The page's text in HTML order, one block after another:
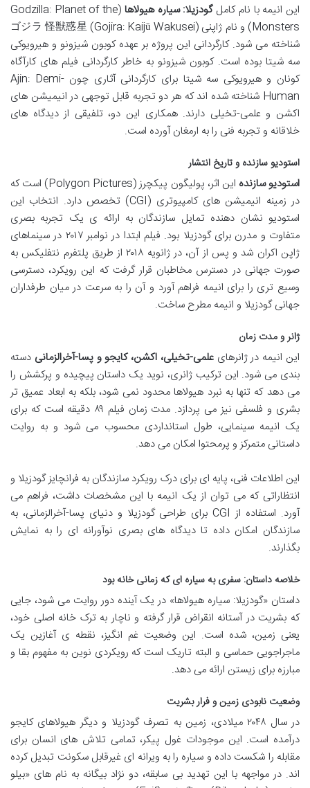
این انیمه با نام کاملگودزیلا: سیاره هیولاها (Godzilla: Planet of the
Monsters) و نام ژاپنی ゴジラ 怪獣惑星 (Gojira: Kaijū Wakusei)
شناخته می شود. کارگردانی این پروژه بر عهده کوبون شیزونو و هیرویوکی
سه شیتا بوده است. کوبون شیزونو به خاطر کارگردانی فیلم های کارآگاه
کونان و هیرویوکی سه شیتا برای کارگردانی آثاری چون Ajin: Demi-
Human شناخته شده اند که هر دو تجربه قابل توجهی در انیمیشن های
اکشن و علمی-تخیلی دارند. همکاری این دو، تلفیقی از دیدگاه های
خلاقانه و تجربه فنی را به ارمغان آورده است.
استودیو سازنده و تاریخ انتشار
استودیو سازنده
این اثر، پولیگون پیکچرز (Polygon Pictures) است که
در زمینه انیمیشن های کامپیوتری (CGI) تخصص دارد. انتخاب این
استودیو نشان دهنده تمایل سازندگان به ارائه ی یک تجربه بصری
متفاوت و مدرن برای گودزیلا بود. فیلم ابتدا در نوامبر ۲۰۱۷ در سینماهای
ژاپن اکران شد و پس از آن، در ژانویه ۲۰۱۸ از طریق پلتفرم نتفلیکس به
صورت جهانی در دسترس مخاطبان قرار گرفت که این رویکرد، دسترسی
وسیع تری را برای انیمه فراهم آورد و آن را به سرعت در میان طرفداران
جهانی گودزیلا و انیمه مطرح ساخت.
ژانر و مدت زمان
این انیمه در ژانرهایعلمی-تخیلی، اکشن، کایجو و پسا-آخرالزمانی دسته
بندی می شود. این ترکیب ژانری، نوید یک داستان پیچیده و پرکشش را
می دهد که تنها به نبرد هیولاها محدود نمی شود، بلکه به ابعاد عمیق تر
بشری و فلسفی نیز می پردازد. مدت زمان فیلم ۸۹ دقیقه است که برای
یک انیمه سینمایی، طول استانداردی محسوب می شود و به روایت
داستانی متمرکز و پرمحتوا امکان می دهد.
این اطلاعات فنی، پایه ای برای درک رویکرد سازندگان به فرانچایز گودزیلا و
انتظاراتی که می توان از یک انیمه با این مشخصات داشت، فراهم می
آورد. استفاده از CGI برای طراحی گودزیلا و دنیای پسا-آخرالزمانی، به
سازندگان امکان داده تا دیدگاه های بصری نوآورانه ای را به نمایش
بگذارند.
خلاصه داستان: سفری به سیاره ای که زمانی خانه بود
داستان «گودزیلا: سیاره هیولاها» در یک آینده دور روایت می شود، جایی
که بشریت در آستانه انقراض قرار گرفته و ناچار به ترک خانه اصلی خود،
یعنی زمین، شده است. این وضعیت غم انگیز، نقطه ی آغازین یک
ماجراجویی حماسی و البته تاریک است که رویکردی نوین به مفهوم بقا و
مبارزه برای زیستن ارائه می دهد.
وضعیت نابودی زمین و فرار بشریت
در سال ۲۰۴۸ میلادی، زمین به تصرف گودزیلا و دیگر هیولاهای کایجو
درآمده است. این موجودات غول پیکر، تمامی تلاش های انسان برای
مقابله را شکست داده و سیاره را به ویرانه ای غیرقابل سکونت تبدیل کرده
اند. در مواجهه با این تهدید بی سابقه، دو نژاد بیگانه به نام های «بیلو